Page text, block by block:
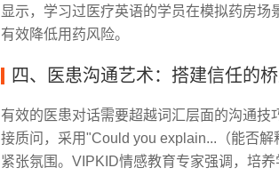
显示，学习过医疗英语的学员在模拟药房场
有效降低用药风险。
四、医患沟通艺术：搭建信任的
有效的医患对话需要超越词汇层面的沟通
接质问，采用"Could you explain...（能否
紧张氛围。VIPKID情感教育专家强调，培